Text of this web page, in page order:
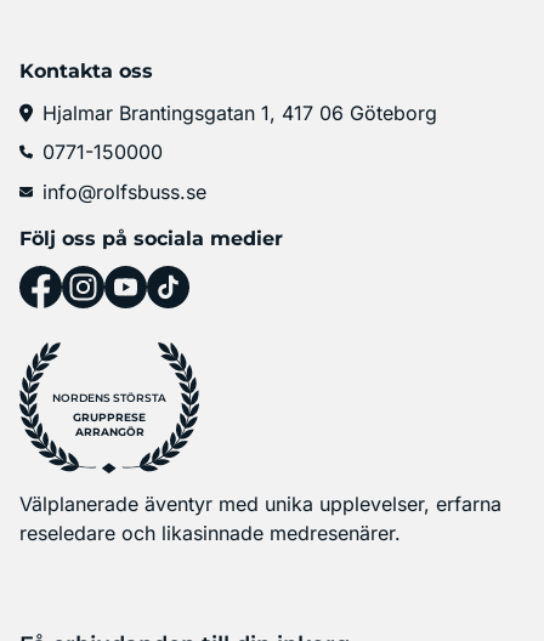
Kontakta oss
Hjalmar Brantingsgatan 1, 417 06 Göteborg
0771-150000
info@rolfsbuss.se
Följ oss på sociala medier
NORDENS STÖRSTA
GRUPPRESE
ARRANGÖR
Välplanerade äventyr med unika upplevelser, erfarna
reseledare och likasinnade medresenärer.